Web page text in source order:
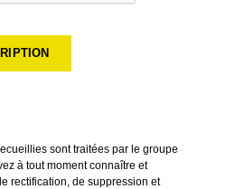
sont traitées par le groupe
à tout moment connaître et
rectification, de suppression et